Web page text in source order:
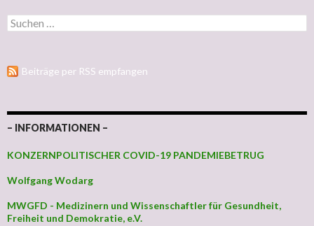
Suchen nach:
Beiträge per RSS empfangen
– INFORMATIONEN –
KONZERNPOLITISCHER COVID-19 PANDEMIEBETRUG
Wolfgang Wodarg
MWGFD - Medizinern und Wissenschaftler für Gesundheit,
Freiheit und Demokratie, e.V.